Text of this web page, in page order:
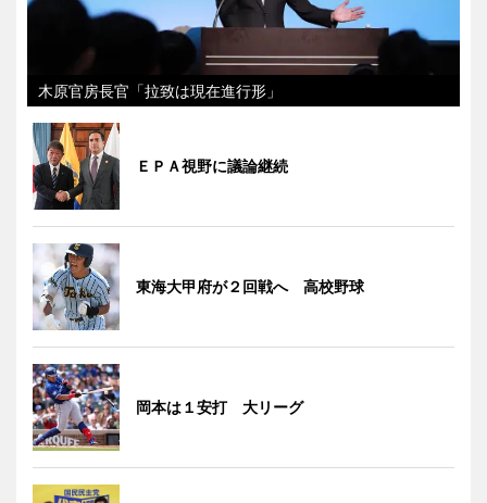
木原官房長官「拉致は現在進行形」
ＥＰＡ視野に議論継続
東海大甲府が２回戦へ 高校野球
岡本は１安打 大リーグ